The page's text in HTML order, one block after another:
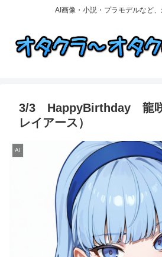
AI画像・小説・プラモデルなど
3/3 HappyBirthday 龍咲
レイアース）
AI